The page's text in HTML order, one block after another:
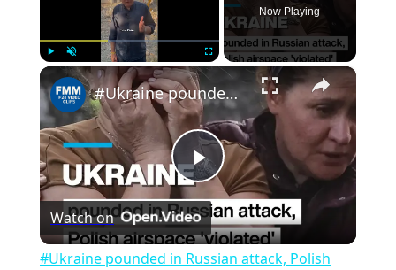
Unmute Fullscreen
Now Playing
×
Play
Video
#Ukraine pounded in Russian attack, Polish airspace 'violated'
Watch on
#Ukraine pounded in Russian attack, Polish